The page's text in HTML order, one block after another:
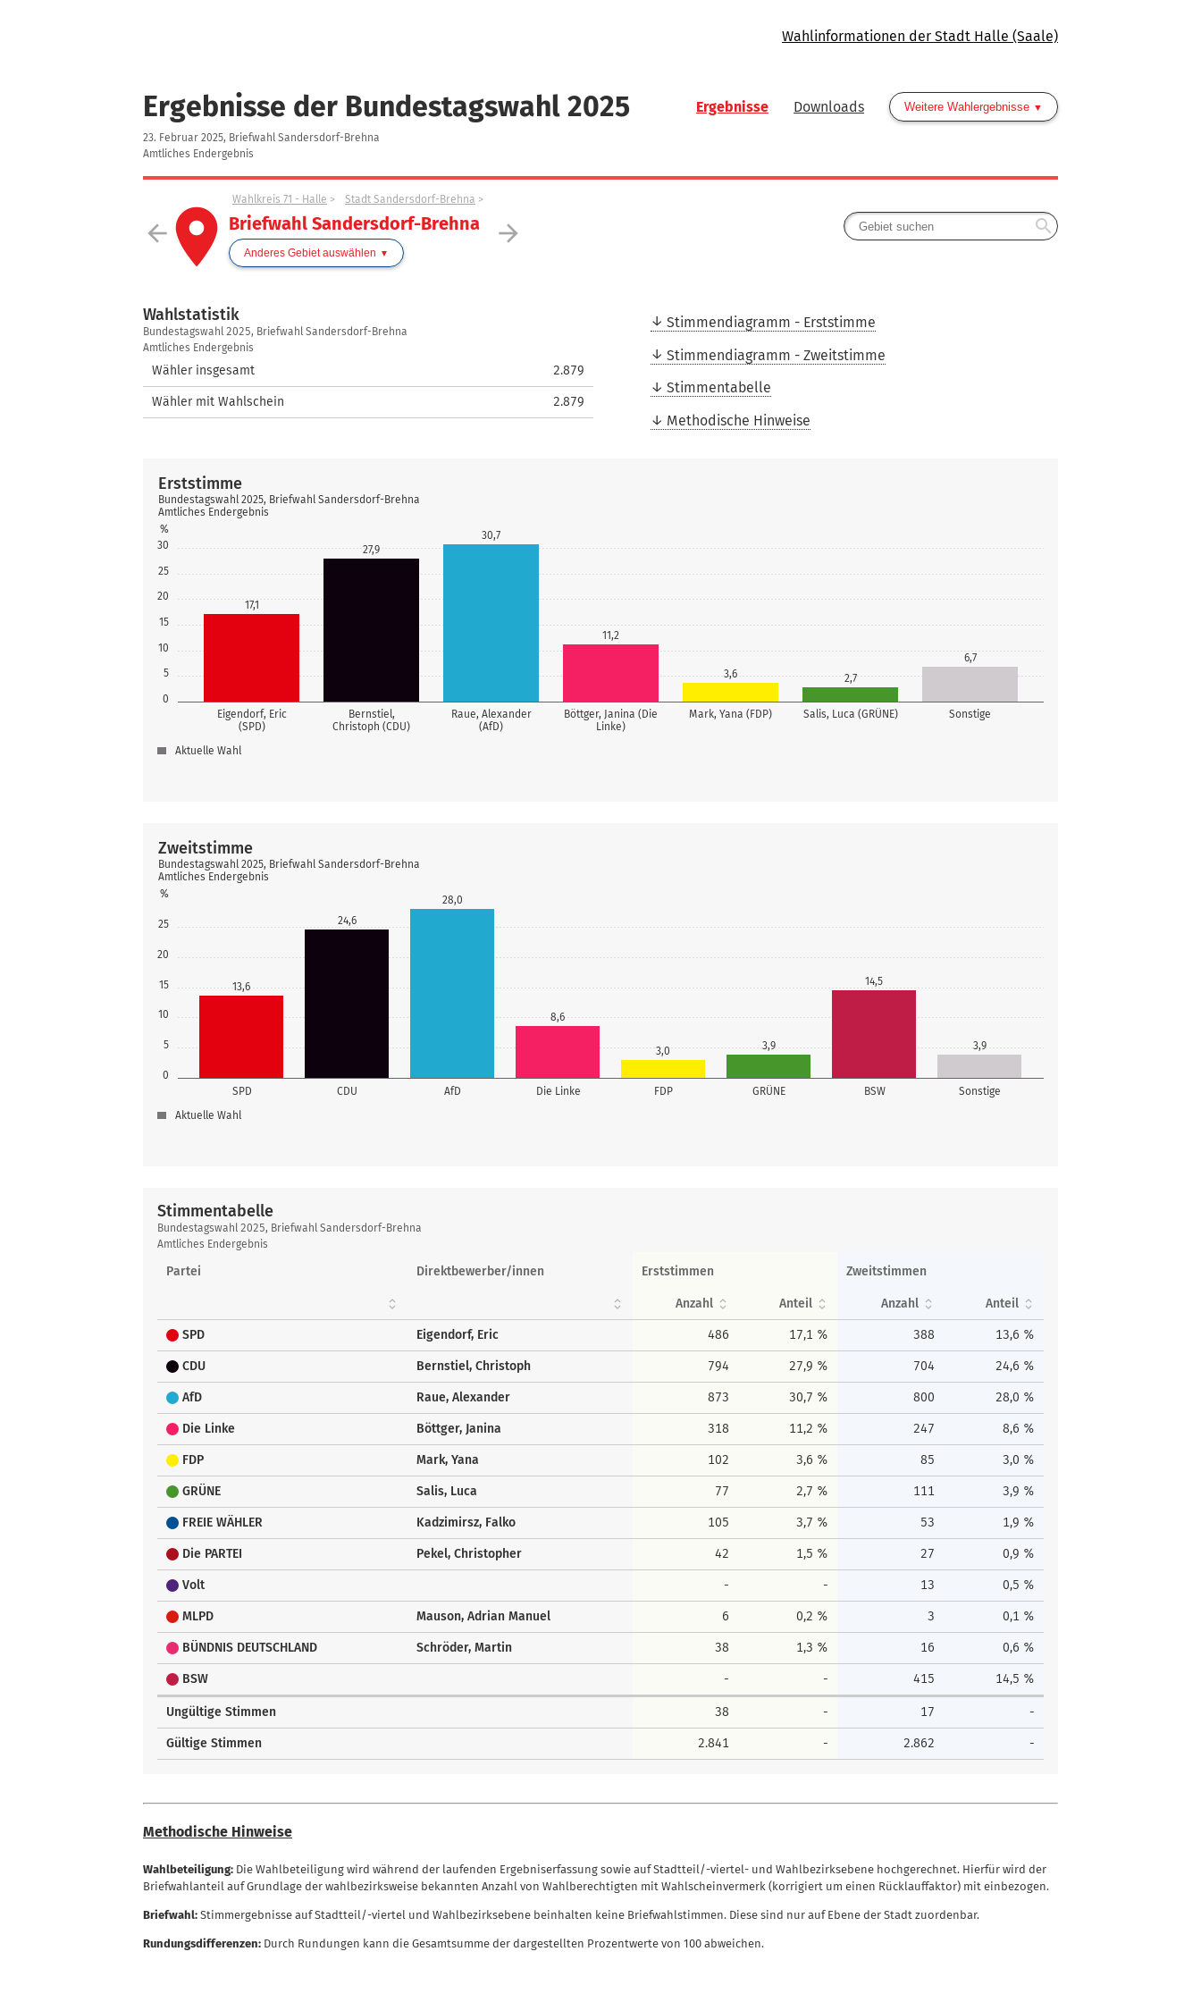
Wahlinformationen der Stadt Halle (Saale)
Ergebnisse der Bundestagswahl 2025
23. Februar 2025, Briefwahl Sandersdorf-Brehna
Amtliches Endergebnis
Ergebnisse Downloads Weitere Wahlergebnisse
arrow_back arrow_forward
place
Wahlkreis 71 - Halle Stadt Sandersdorf-Brehna
Briefwahl Sandersdorf-Brehna
Anderes Gebiet auswählen
search
Wahlstatistik
Wahlstatistik
Bundestagswahl 2025, Briefwahl Sandersdorf-Brehna
Amtliches Endergebnis
Wähler insgesamt 2.879
Wähler mit Wahlschein 2.879
Stimmendiagramm - Erststimme
Stimmendiagramm - Zweitstimme
Stimmentabelle
Methodische Hinweise
0
5
10
15
20
25
30
%
Eigendorf, Eric
(SPD)
Bernstiel,
Christoph (CDU)
Raue, Alexander
(AfD)
Böttger, Janina (Die
Linke)
Mark, Yana (FDP) Salis, Luca (GRÜNE) Sonstige
17,1
27,9
30,7
11,2
3,6 2,7
6,7
Erststimme
Bundestagswahl 2025, Briefwahl Sandersdorf-Brehna
Amtliches Endergebnis
Aktuelle Wahl
0
5
10
15
20
25
%
SPD CDU AfD Die Linke FDP GRÜNE BSW Sonstige
13,6
24,6
28,0
8,6
3,0 3,9
14,5
3,9
Zweitstimme
Bundestagswahl 2025, Briefwahl Sandersdorf-Brehna
Amtliches Endergebnis
Aktuelle Wahl
Stimmentabelle
Stimmentabelle
Bundestagswahl 2025, Briefwahl Sandersdorf-Brehna
Amtliches Endergebnis
Partei Direktbewerber/innen Erststimmen Zweitstimmen
Anzahl Anteil Anzahl Anteil
SPD Eigendorf, Eric 486 17,1 % 388 13,6 %
CDU Bernstiel, Christoph 794 27,9 % 704 24,6 %
AfD Raue, Alexander 873 30,7 % 800 28,0 %
Die Linke Böttger, Janina 318 11,2 % 247 8,6 %
FDP Mark, Yana 102 3,6 % 85 3,0 %
GRÜNE Salis, Luca 77 2,7 % 111 3,9 %
FREIE WÄHLER Kadzimirsz, Falko 105 3,7 % 53 1,9 %
Die PARTEI Pekel, Christopher 42 1,5 % 27 0,9 %
Volt - - 13 0,5 %
MLPD Mauson, Adrian Manuel 6 0,2 % 3 0,1 %
BÜNDNIS DEUTSCHLAND Schröder, Martin 38 1,3 % 16 0,6 %
BSW - - 415 14,5 %
Ungültige Stimmen 38 - 17 -
Gültige Stimmen 2.841 - 2.862 -
Methodische Hinweise
Wahlbeteiligung: Die Wahlbeteiligung wird während der laufenden Ergebniserfassung sowie auf Stadtteil/-viertel- und Wahlbezirksebene hochgerechnet. Hierfür wird der
Briefwahlanteil auf Grundlage der wahlbezirksweise bekannten Anzahl von Wahlberechtigten mit Wahlscheinvermerk (korrigiert um einen Rücklauffaktor) mit einbezogen.
Briefwahl: Stimmergebnisse auf Stadtteil/-viertel und Wahlbezirksebene beinhalten keine Briefwahlstimmen. Diese sind nur auf Ebene der Stadt zuordenbar.
Rundungsdifferenzen: Durch Rundungen kann die Gesamtsumme der dargestellten Prozentwerte von 100 abweichen.